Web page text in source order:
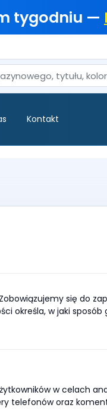
tygodniu —
Kontakt
się do
określa, w jaki
w celach
telefonów oraz